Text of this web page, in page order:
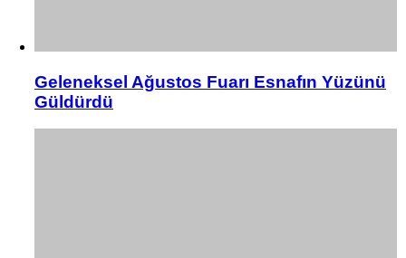
Geleneksel Ağustos Fuarı Esnafın Yüzünü
Güldürdü